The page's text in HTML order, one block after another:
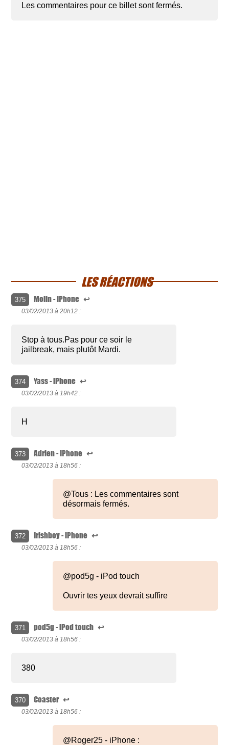
Les commentaires pour ce billet sont fermés.
LES RÉACTIONS
375 Molin - iPhone ↩
03/02/2013 à 20h12 :
Stop à tous.Pas pour ce soir le
jailbreak, mais plutôt Mardi.
374 Yass - iPhone ↩
03/02/2013 à 19h42 :
H
373 Adrien - iPhone ↩
03/02/2013 à 18h56 :
@Tous : Les commentaires sont
désormais fermés.
372 Irishboy - iPhone ↩
03/02/2013 à 18h56 :
@pod5g - iPod touch
Ouvrir tes yeux devrait suffire
371 pod5g - iPod touch ↩
03/02/2013 à 18h56 :
380
370 Coaster ↩
03/02/2013 à 18h56 :
@Roger25 - iPhone :